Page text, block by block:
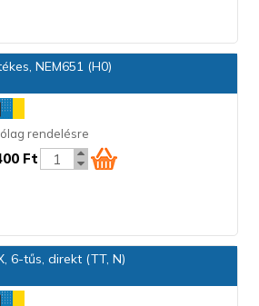
NEM651 (H0)
rendelésre
Ft
6-tűs, direkt (TT, N)